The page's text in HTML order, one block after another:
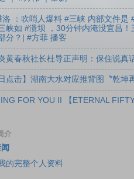
洛 ：吹哨人爆料 #三峡 内部文件是
峡如 #溃坝 ，30分钟内淹没宜昌！
分？| #方菲 播客
黄春秋社长杜导正声明：保住说真
日点击】湖南大水对应推背图〝乾坤
FOR YOU II 【ETERNAL
介
的完整个人资料